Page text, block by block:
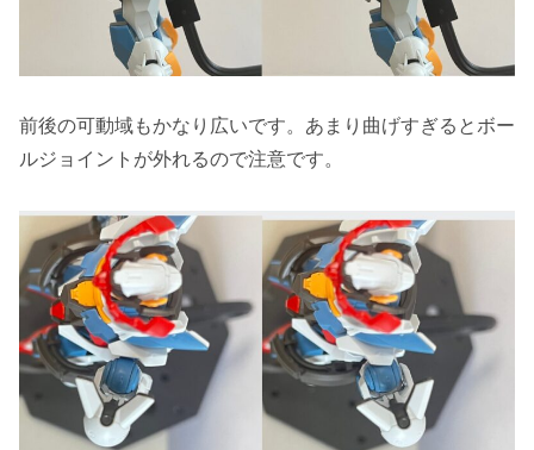
前後の可動域もかなり広いです。あまり曲げすぎるとボー
ルジョイントが外れるので注意です。